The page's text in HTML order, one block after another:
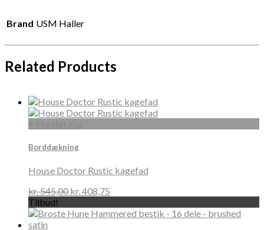
Brand USM Haller
Related Products
Borddækning
House Doctor Rustic kagefad
kr.545,00 kr.408,75
Tilbud!